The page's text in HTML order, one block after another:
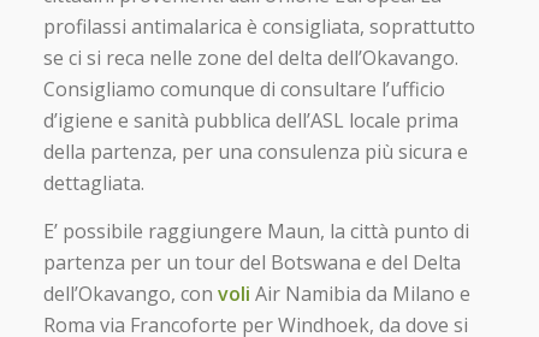
profilassi antimalarica è consigliata, soprattutto
se ci si reca nelle zone del delta dell’Okavango.
Consigliamo comunque di consultare l’ufficio
d’igiene e sanità pubblica dell’ASL locale prima
della partenza, per una consulenza più sicura e
dettagliata.
E’ possibile raggiungere Maun, la città punto di
partenza per un tour del Botswana e del Delta
dell’Okavango, con voli Air Namibia da Milano e
Roma via Francoforte per Windhoek, da dove si